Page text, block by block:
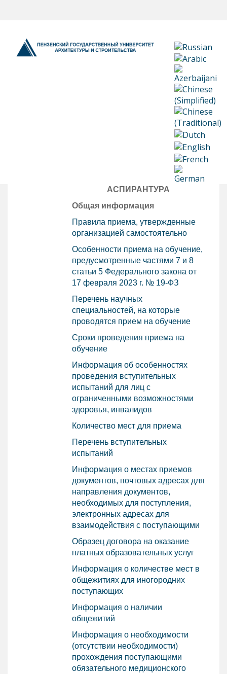
АСПИРАНТУРА
Общая информация
Правила приема, утвержденные
организацией самостоятельно
Особенности приема на обучение,
предусмотренные частями 7 и 8
статьи 5 Федерального закона от
17 февраля 2023 г. № 19-ФЗ
Перечень научных
специальностей, на которые
проводятся прием на обучение
Сроки проведения приема на
обучение
Информация об особенностях
проведения вступительных
испытаний для лиц с
ограниченными возможностями
здоровья, инвалидов
Количество мест для приема
Перечень вступительных
испытаний
Информация о местах приемов
документов, почтовых адресах для
направления документов,
необходимых для поступления,
электронных адресах для
взаимодействия с поступающими
Образец договора на оказание
платных образовательных услуг
Информация о количестве мест в
общежитиях для иногородних
поступающих
Информация о наличии
общежитий
Информация о необходимости
(отсутствии необходимости)
прохождения поступающими
обязательного медиционского